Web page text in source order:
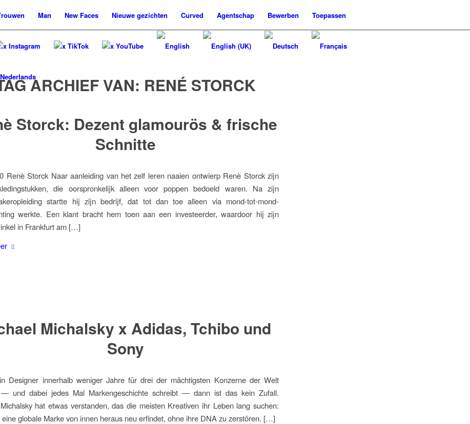
Man New Faces Nieuwe gezichten Curved Agentschap Bewerben Toepassen
x Instagram x TikTok x YouTube
ARCHIEF VAN: RENÉ STORCK
Storck: Dezent glamourös & frische
Schnitte
Renè Storck Naar aanleiding van het zelf leren naaien ontwierp Renè Storck zijn
die oorspronkelijk alleen voor poppen bedoeld waren. Na zijn
startte hij zijn bedrijf, dat tot dan toe alleen via mond-tot-mond-
werkte. Een klant bracht hem toen aan een investeerder, waardoor hij zijn
in Frankfurt am […]
Michalsky x Adidas, Tchibo und
Sony
Designer innerhalb weniger Jahre für drei der mächtigsten Konzerne der Welt
und dabei jedes Mal Markengeschichte schreibt — dann ist das kein Zufall.
hat etwas verstanden, das die meisten Kreativen ihr Leben lang suchen:
globale Marke von innen heraus neu erfindet, ohne ihre DNA zu zerstören. […]